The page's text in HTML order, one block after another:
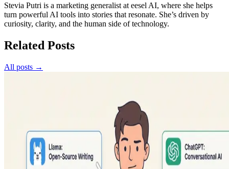
Stevia Putri is a marketing generalist at eesel AI, where she helps
turn powerful AI tools into stories that resonate. She’s driven by
curiosity, clarity, and the human side of technology.
Related Posts
All posts →